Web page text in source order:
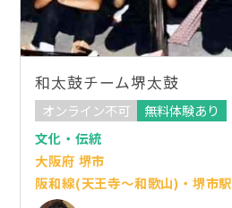
和太鼓チーム堺太鼓
オンライン不可
無料体験あり
文化・伝統
大阪府 堺市
阪和線(天王寺～和歌山)・堺市駅